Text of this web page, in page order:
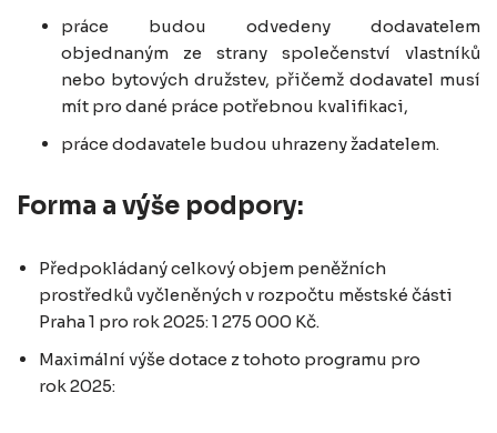
práce budou odvedeny dodavatelem
objednaným ze strany společenství vlastníků
nebo bytových družstev, přičemž dodavatel musí
mít pro dané práce potřebnou kvalifikaci,
práce dodavatele budou uhrazeny žadatelem.
Forma a výše podpory:
Předpokládaný celkový objem peněžních
prostředků vyčleněných v rozpočtu městské části
Praha 1 pro rok 2025: 1 275 000 Kč.
Maximální výše dotace z tohoto programu pro
rok 2025: